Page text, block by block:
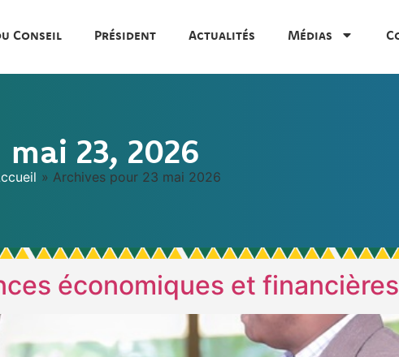
Conseil Président Actualités Médias
mai 23, 2026
» Archives pour 23 mai 2026
économiques et